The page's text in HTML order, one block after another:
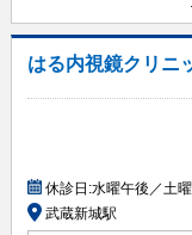
はる内視鏡クリニ
休診日:水曜午後／土
武蔵新城駅